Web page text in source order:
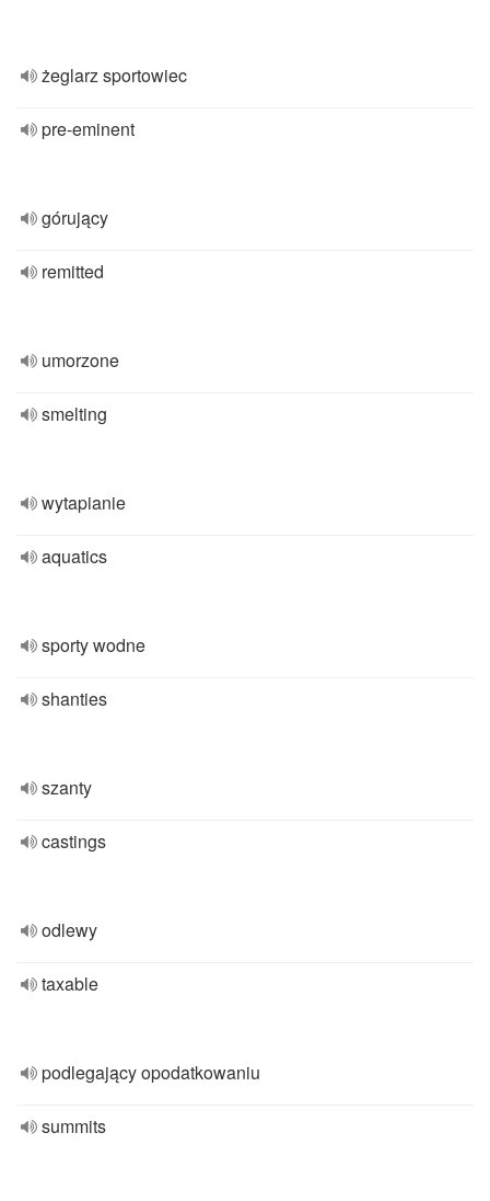
żeglarz sportowiec
pre-eminent
górujący
remitted
umorzone
smelting
wytapianie
aquatics
sporty wodne
shanties
szanty
castings
odlewy
taxable
podlegający opodatkowaniu
summits